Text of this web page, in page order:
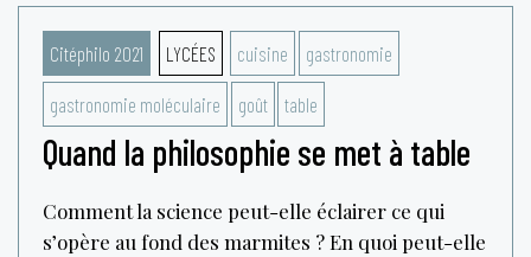
Citéphilo 2021 LYCÉES cuisine gastronomie
gastronomie moléculaire goût table
Quand la philosophie se met à table
Comment la science peut-elle éclairer ce qui
s’opère au fond des marmites ? En quoi peut-elle